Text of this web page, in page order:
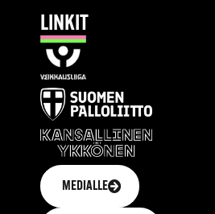
LINKIT
MEDIALLE